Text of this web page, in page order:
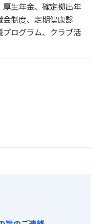
生年金、確定拠出年
制度、定期健康診
ログラム、クラブ活